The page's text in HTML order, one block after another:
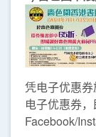
凭电子优惠
电子优惠券
Facebook/